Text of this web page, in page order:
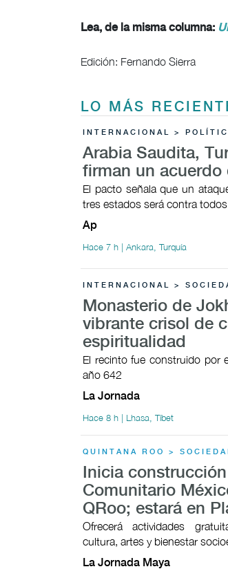
Lea, de la misma columna:
Edición: Fernando Sierra
LO MÁS
INTERNACIONAL >
Arabia Saudita,
firman un acuerdo
El pacto señala que un
tres estados será contra todos
Ap
Hace 7 h | Ankara, Turquía
INTERNACIONAL >
Monasterio de
vibrante crisol de
espiritualidad
El recinto fue construido por
año 642
La Jornada
Hace 8 h | Lhasa, Tíbet
QUINTANA ROO >
Inicia
Comunitario
QRoo; estará en
Ofrecerá actividades
cultura, artes y bienestar
La Jornada Maya